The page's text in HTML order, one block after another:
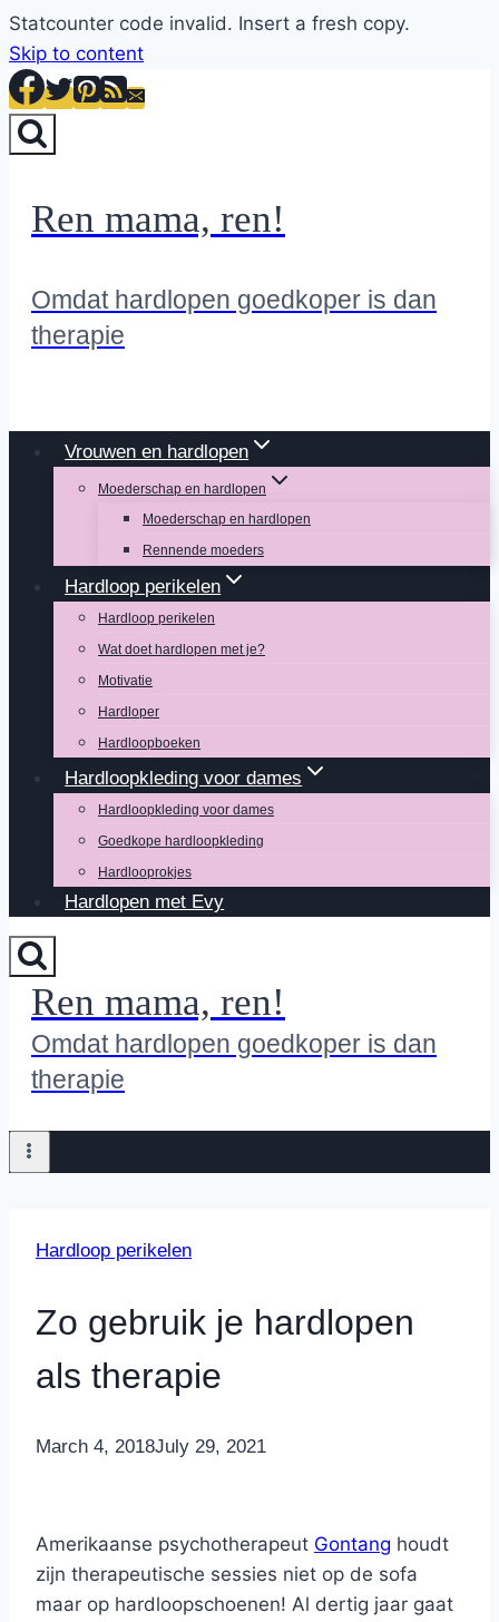
Statcounter code invalid. Insert a fresh copy.
Skip to content
Ren mama, ren!
Omdat hardlopen goedkoper is dan
therapie
Vrouwen en hardlopen
Moederschap en hardlopen
Moederschap en hardlopen
Rennende moeders
Hardloop perikelen
Hardloop perikelen
Wat doet hardlopen met je?
Motivatie
Hardloper
Hardloopboeken
Hardloopkleding voor dames
Hardloopkleding voor dames
Goedkope hardloopkleding
Hardlooprokjes
Hardlopen met Evy
Ren mama, ren!
Omdat hardlopen goedkoper is dan
therapie
Hardloop perikelen
Zo gebruik je hardlopen
als therapie
ByNicole
March 4, 2018July 29, 2021
Amerikaanse psychotherapeut Gontang houdt
zijn therapeutische sessies niet op de sofa
maar op hardloopschoenen! Al dertig jaar gaat